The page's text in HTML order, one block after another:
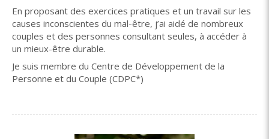
En proposant des exercices pratiques et un travail sur les
causes inconscientes du mal-être, j’ai aidé de nombreux
couples et des personnes consultant seules, à accéder à
un mieux-être durable.
Je suis membre du Centre de Développement de la
Personne et du Couple (CDPC*)